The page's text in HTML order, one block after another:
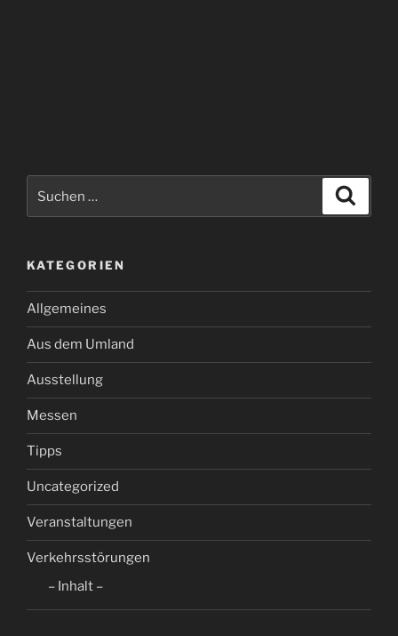
nach:
KATEGORIEN
Allgemeines
Aus dem Umland
Ausstellung
Messen
Tipps
Uncategorized
Veranstaltungen
Verkehrsstörungen
– Inhalt –